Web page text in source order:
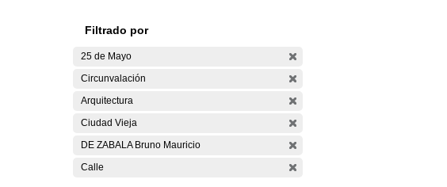
Filtrado por
25 de Mayo
Circunvalación
Arquitectura
Ciudad Vieja
DE ZABALA Bruno Mauricio
Calle